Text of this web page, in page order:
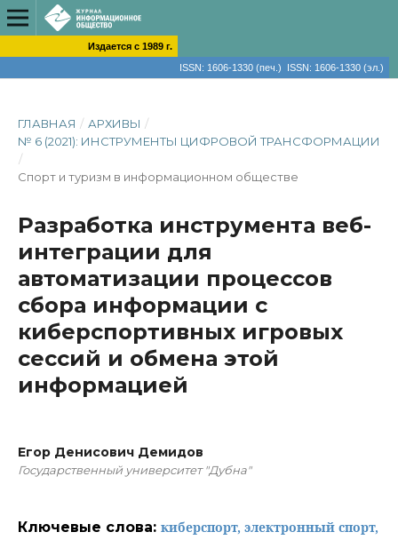
Издается с 1989 г.
ISSN: 1606-1330 (печ.) ISSN: 1606-1330 (эл.)
ГЛАВНАЯ / АРХИВЫ /
№ 6 (2021): ИНСТРУМЕНТЫ ЦИФРОВОЙ ТРАНСФОРМАЦИИ
/
Спорт и туризм в информационном обществе
Разработка инструмента веб-
интеграции для
автоматизации процессов
сбора информации с
киберспортивных игровых
сессий и обмена этой
информацией
Егор Денисович Демидов
Государственный университет "Дубна"
Ключевые слова: киберспорт, электронный спорт,